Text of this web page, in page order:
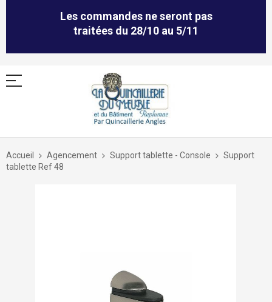
Les commandes ne seront pas
traitées du 28/10 au 5/11
Allez
contenu
Accueil Agencement Support tablette - Console
Support
tablette Ref 48